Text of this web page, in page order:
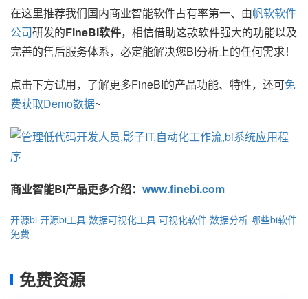
在这里推荐我们国内商业智能软件占有率第一、由帆软软件
公司研发的FineBI软件，相信借助这款软件强大的功能以及
完善的售后服务体系，必定能解决您BI分析上的任何需求！
点击下方试用，了解更多FineBI的产品功能、特性，还可免
费获取Demo数据~
商业智能BI产品更多介绍： www.finebi.com
开源bi 开源bi工具 数据可视化工具 可视化软件 数据分析 哪些bi软件
免费
免费资源